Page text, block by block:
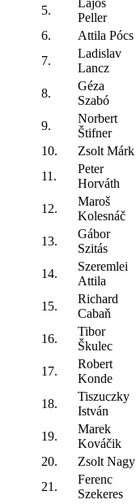
5.
Lajos
Peller
6.
Attila Pócs
7.
Ladislav
Lancz
8.
Géza
Szabó
9.
Norbert
Štifner
10.
Zsolt Márk
11.
Peter
Horváth
12.
Maroš
Kolesnáč
13.
Gábor
Szitás
14.
Szeremlei
Attila
15.
Richard
Cabaň
16.
Tibor
Škulec
17.
Robert
Konde
18.
Tiszuczky
István
19.
Marek
Kováčik
20.
Zsolt Nagy
21.
Ferenc
Szekeres